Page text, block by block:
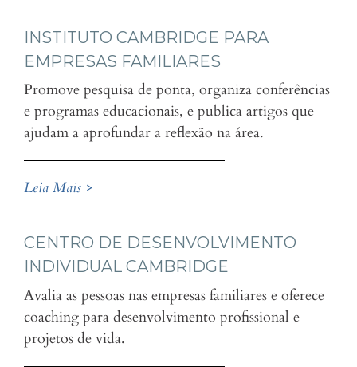
INSTITUTO CAMBRIDGE PARA
EMPRESAS FAMILIARES
Promove pesquisa de ponta, organiza conferências
e programas educacionais, e publica artigos que
ajudam a aprofundar a reflexão na área.
Leia Mais >
CENTRO DE DESENVOLVIMENTO
INDIVIDUAL CAMBRIDGE
Avalia as pessoas nas empresas familiares e oferece
coaching para desenvolvimento profissional e
projetos de vida.